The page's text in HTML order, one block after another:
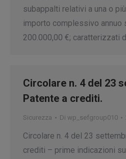
subappalti relativi a una o
importo complessivo annuo
200.000,00 €; caratterizzati
Circolare n. 4 del 23
Patente a crediti.
Sicurezza Di wp_sefgroup010
Circolare n. 4 del 23
crediti – prime indicazioni